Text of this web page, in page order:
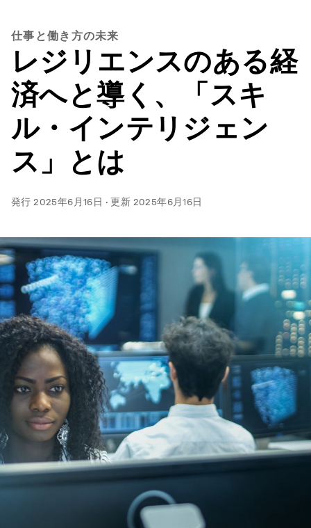
仕事と働き方の未来
レジリエンスのある経
済へと導く、「スキ
ル・インテリジェン
ス」とは
発行2025年6月16日 ·更新 2025年6月16日